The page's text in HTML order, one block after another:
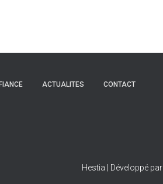
ACTUALITES CONTACT
Hestia | Développé par